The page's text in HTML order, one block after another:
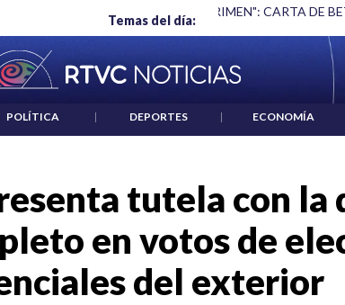
Temas del día:
DE BETO CORAL ABELARDO DE LA
POLÍTICA | DEPORTES | ECONOMÍA
tutela con la
en votos de
del exterior